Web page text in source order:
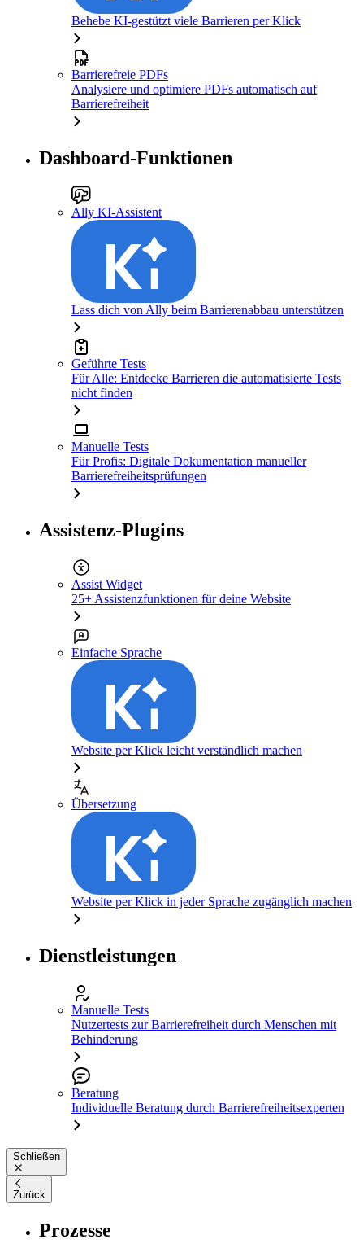
Behebe KI-gestützt viele Barrieren per Klick
Barrierefreie PDFs
Analysiere und optimiere PDFs automatisch auf
Barrierefreiheit
Dashboard-Funktionen
Ally KI-Assistent
Lass dich von Ally beim Barrierenabbau unterstützen
Geführte Tests
Für Alle: Entdecke Barrieren die automatisierte Tests
nicht finden
Manuelle Tests
Für Profis: Digitale Dokumentation manueller
Barrierefreiheitsprüfungen
Assistenz-Plugins
Assist Widget
25+ Assistenzfunktionen für deine Website
Einfache Sprache
Website per Klick leicht verständlich machen
Übersetzung
Website per Klick in jeder Sprache zugänglich machen
Dienstleistungen
Manuelle Tests
Nutzertests zur Barrierefreiheit durch Menschen mit
Behinderung
Beratung
Individuelle Beratung durch Barrierefreiheitsexperten
Schließen
Zurück
Prozesse